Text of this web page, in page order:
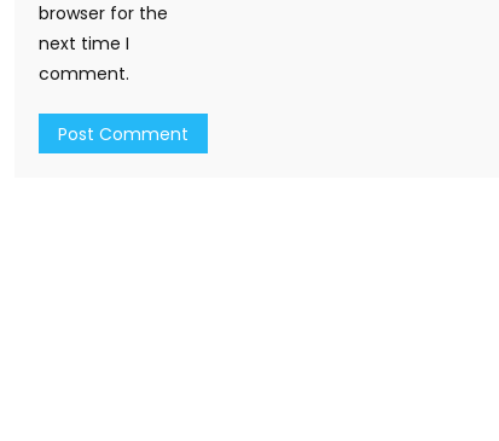
browser for the
next time I
comment.